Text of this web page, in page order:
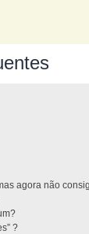
agora não
?